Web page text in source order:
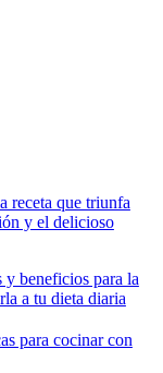
receta que triunfa
y el delicioso
y beneficios para la
a tu dieta diaria
para cocinar con